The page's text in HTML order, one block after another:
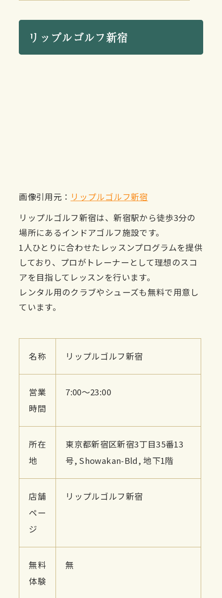
リップルゴルフ新宿
画像引用元： リップルゴルフ新宿
リップルゴルフ新宿は、新宿駅から徒歩3分の
場所にあるインドアゴルフ施設です。
1人ひとりに合わせたレッスンプログラムを提供
しており、プロがトレーナーとして理想のスコ
アを目指してレッスンを行います。
レンタル用のクラブやシューズも無料で用意し
ています。
名称 リップルゴルフ新宿
営業
時間
7:00〜23:00
所在
地
東京都新宿区新宿3丁目35番13
号, Showakan-Bld, 地下1階
店舗
ペー
ジ
リップルゴルフ新宿
無料
体験
無